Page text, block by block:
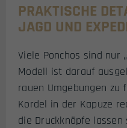
PRAKTISCHE
JAGD UND
Viele Ponchos sind nur
Modell ist darauf
rauen Umgebungen zu
Kordel in der Kapuze
die Druckknöpfe